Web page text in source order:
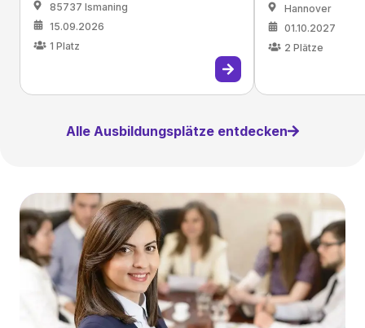
85737 Ismaning
15.09.2026
1 Platz
Hannover
01.10.2027
2 Plätze
Alle Ausbildungsplätze entdecken